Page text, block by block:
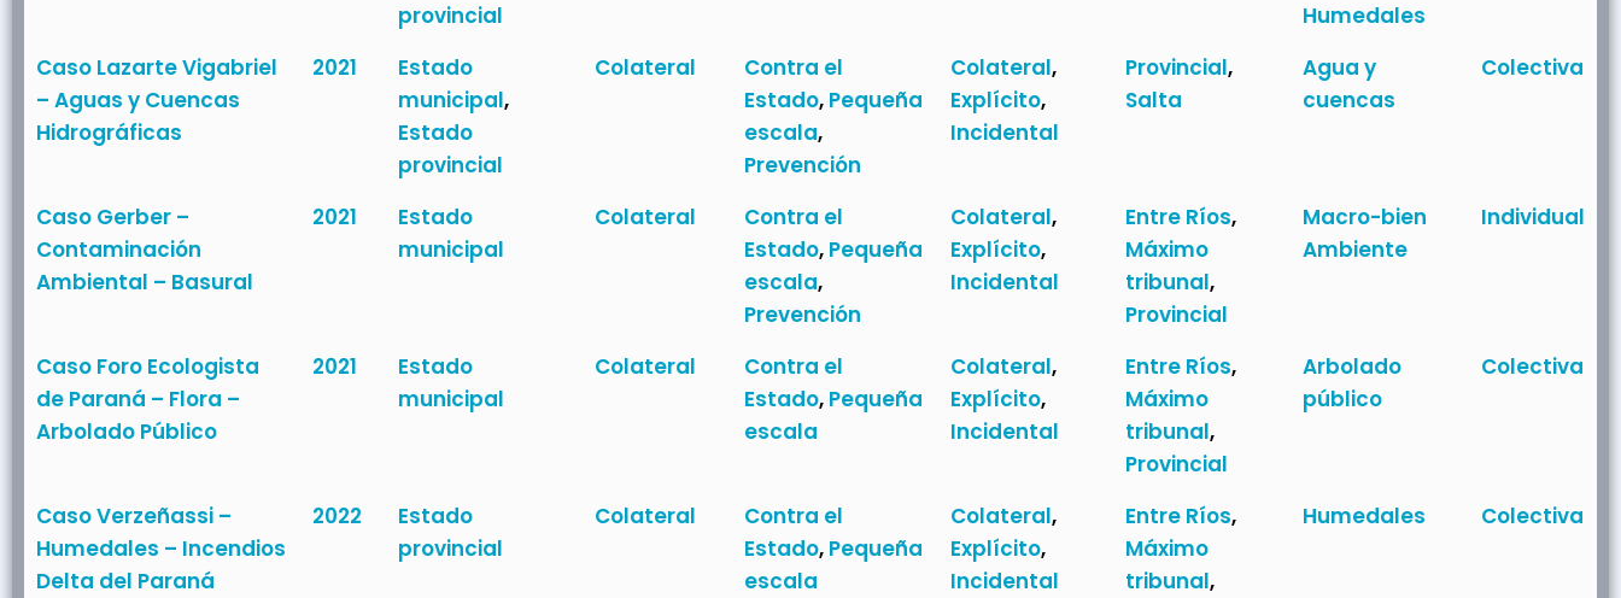
provincial
Humedales
Caso Lazarte Vigabriel
– Aguas y Cuencas
Hidrográficas
2021
Estado
municipal,
Estado
provincial
Colateral
Contra el
Estado, Pequeña
escala,
Prevención
Colateral,
Explícito,
Incidental
Provincial,
Salta
Agua y
cuencas
Colectiva
Caso Gerber –
Contaminación
Ambiental – Basural
2021
Estado
municipal
Colateral
Contra el
Estado, Pequeña
escala,
Prevención
Colateral,
Explícito,
Incidental
Entre Ríos,
Máximo
tribunal,
Provincial
Macro-bien
Ambiente
Individual
Caso Foro Ecologista
de Paraná – Flora –
Arbolado Público
2021
Estado
municipal
Colateral
Contra el
Estado, Pequeña
escala
Colateral,
Explícito,
Incidental
Entre Ríos,
Máximo
tribunal,
Provincial
Arbolado
público
Colectiva
Caso Verzeñassi –
Humedales – Incendios
Delta del Paraná
2022
Estado
provincial
Colateral
Contra el
Estado, Pequeña
escala
Colateral,
Explícito,
Incidental
Entre Ríos,
Máximo
tribunal,
Humedales Colectiva